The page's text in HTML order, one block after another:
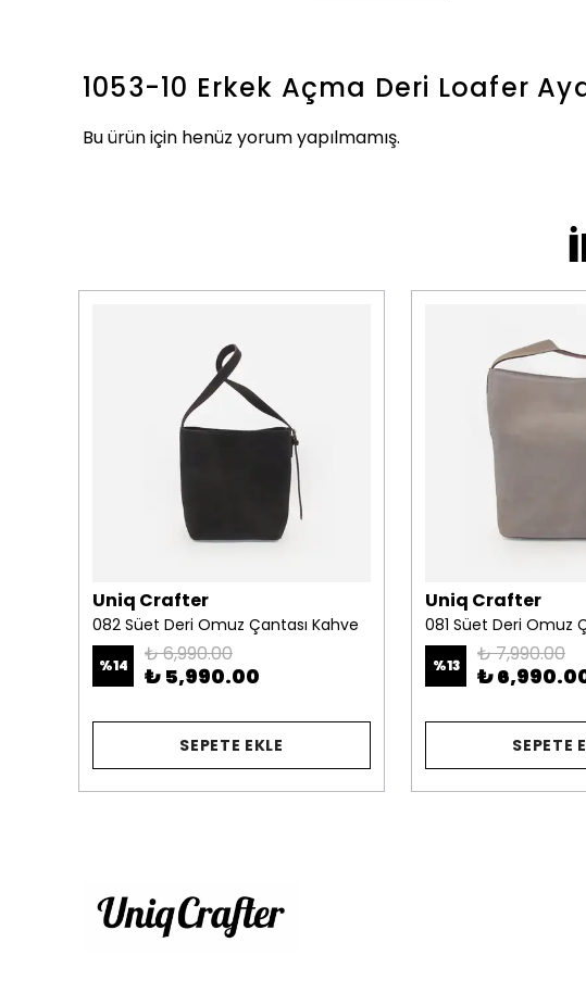
1053-10 Erkek Açma Deri Loafer
Bu ürün için henüz yorum yapılmamış.
Uniq Crafter
082 Süet Deri Omuz Çantası Kahve
%14 ₺ 6,990.00
₺ 5,990.00
SEPETE EKLE
Uniq Crafter
081 Süet Deri Omuz
%13 ₺ 7,990.00
₺
SEPETE